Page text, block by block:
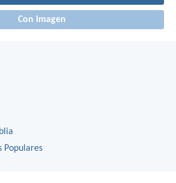
Con imagen
Populares